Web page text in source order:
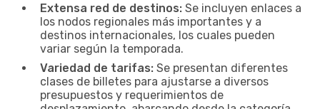
Extensa red de destinos: Se incluyen enlaces a
los nodos regionales más importantes y a
destinos internacionales, los cuales pueden
variar según la temporada.
Variedad de tarifas: Se presentan diferentes
clases de billetes para ajustarse a diversos
presupuestos y requerimientos de